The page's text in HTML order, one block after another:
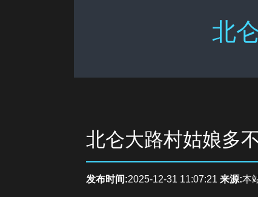
北
北仑大路村姑娘多
发布时间:2025-12-31 11:07:21 来源:本